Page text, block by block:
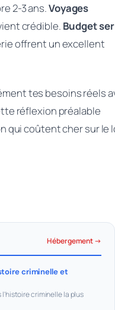
2-3 ans.Voyages
crédible. Budget
offrent un excellent
tes besoins réels
réflexion préalable
qui coûtent cher sur le
Hébergement →
criminelle et
l'histoire criminelle la plus